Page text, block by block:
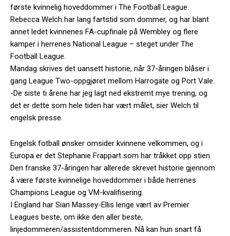
første kvinnelig hoveddommer i The Football League.
Rebecca Welch har lang fartstid som dommer, og har blant
annet ledet kvinnenes FA-cupfinale på Wembley og flere
kamper i herrenes National League – steget under The
Football League.
Mandag skrives det uansett historie, når 37-åringen blåser i
gang League Two-oppgjøret mellom Harrogate og Port Vale.
-De siste ti årene har jeg lagt ned ekstremt mye trening, og
det er dette som hele tiden har vært målet, sier Welch til
engelsk presse.
Engelsk fotball ønsker omsider kvinnene velkommen, og i
Europa er det Stephanie Frappart som har tråkket opp stien.
Den franske 37-åringen har allerede skrevet historie gjennom
å være første kvinnelige hoveddommer i både herrenes
Champions League og VM-kvalifisering.
I England har Sian Massey-Ellis lenge vært av Premier
Leagues beste, om ikke den aller beste,
linjedommeren/assistentdommeren. Nå kan hun snart få